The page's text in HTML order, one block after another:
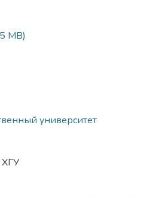
MB)
университет
ХГУ